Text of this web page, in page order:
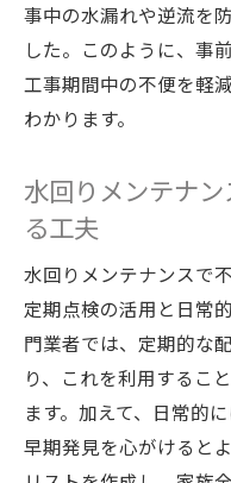
事中の水漏れや逆流を
した。このように、事
工事期間中の不便を軽
わかります。
水回りメンテナ
る工夫
水回りメンテナンスで
定期点検の活用と日常
門業者では、定期的な
り、これを利用するこ
ます。加えて、日常的
早期発見を心がけると